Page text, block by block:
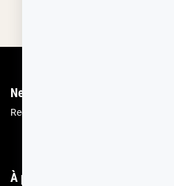
Newsletter
Recevez les recettes, astuces et offres
À propos de Cerf Dellier